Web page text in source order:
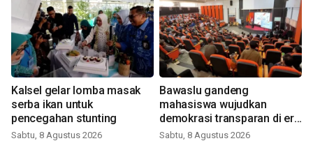
Kalsel gelar lomba masak
serba ikan untuk
pencegahan stunting
Sabtu, 8 Agustus 2026
Bawaslu gandeng
mahasiswa wujudkan
demokrasi transparan di era
digital
Sabtu, 8 Agustus 2026